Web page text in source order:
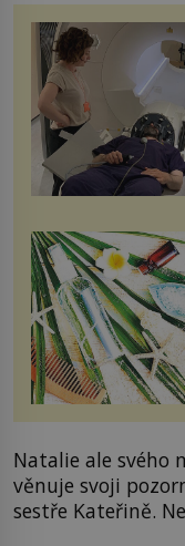
Natalie ale svého
věnuje svoji
sestře Kateřině.